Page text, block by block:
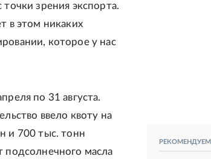
зрения экспорта.
в этом никаких
которое у нас
по 31 августа.
ввело квоту на
и 700 тыс. тонн
подсолнечного масла
РЕКОМЕНДУЕМ